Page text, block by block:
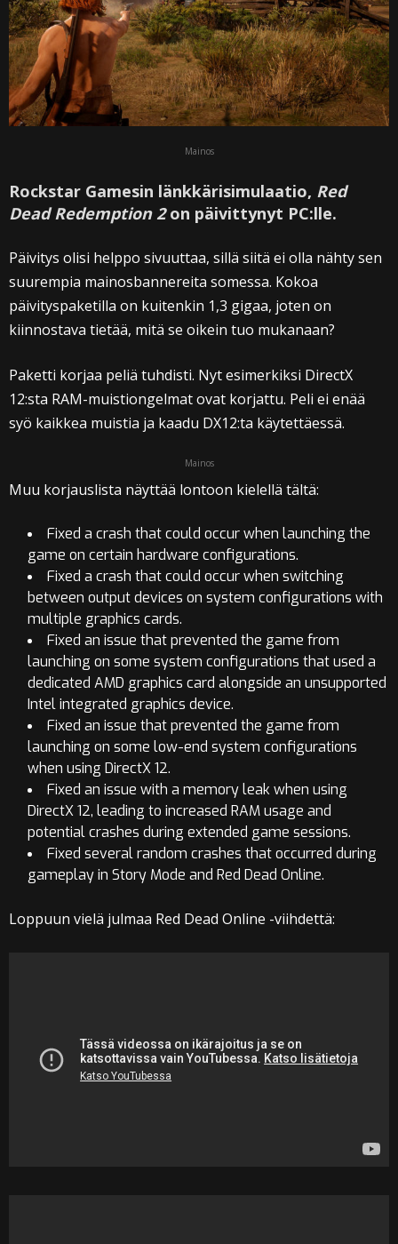
Mainos
Rockstar Gamesin länkkärisimulaatio, Red
Dead Redemption 2on päivittynyt PC:lle.
Päivitys olisi helppo sivuuttaa, sillä siitä ei olla nähty sen
suurempia mainosbannereita somessa. Kokoa
päivityspaketilla on kuitenkin 1,3 gigaa, joten on
kiinnostava tietää, mitä se oikein tuo mukanaan?
Paketti korjaa peliä tuhdisti. Nyt esimerkiksi DirectX
12:sta RAM-muistiongelmat ovat korjattu. Peli ei enää
syö kaikkea muistia ja kaadu DX12:ta käytettäessä.
Mainos
Muu korjauslista näyttää lontoon kielellä tältä:
Fixed a crash that could occur when launching the
game on certain hardware configurations.
Fixed a crash that could occur when switching
between output devices on system configurations with
multiple graphics cards.
Fixed an issue that prevented the game from
launching on some system configurations that used a
dedicated AMD graphics card alongside an unsupported
Intel integrated graphics device.
Fixed an issue that prevented the game from
launching on some low-end system configurations
when using DirectX 12.
Fixed an issue with a memory leak when using
DirectX 12, leading to increased RAM usage and
potential crashes during extended game sessions.
Fixed several random crashes that occurred during
gameplay in Story Mode and Red Dead Online.
Loppuun vielä julmaa Red Dead Online -viihdettä: